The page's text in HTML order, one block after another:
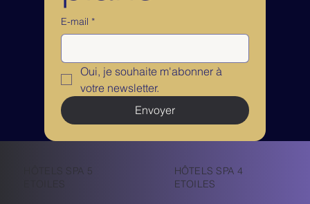
E-mail *
Oui, je souhaite m'abonner à
votre newsletter.
Envoyer
HÔTELS SPA 5
HÔTELS SPA 4
ETOILES